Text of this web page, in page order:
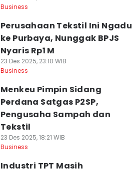
Business
Perusahaan Tekstil Ini Ngadu
ke Purbaya, Nunggak BPJS
Nyaris Rp1 M
23 Des 2025, 23:10 WIB
Business
Menkeu Pimpin Sidang
Perdana Satgas P2SP,
Pengusaha Sampah dan
Tekstil
23 Des 2025, 18:21 WIB
Business
Industri TPT Masih